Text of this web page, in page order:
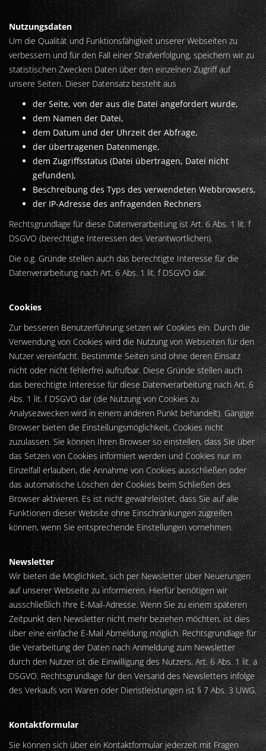
Nutzungsdaten
Um die Qualität und Funktionsfähigkeit unserer Webseiten zu
verbessern und für den Fall einer Strafverfolgung, speichern wir zu
statistischen Zwecken Daten über den einzelnen Zugriff auf
unsere Seiten. Dieser Datensatz besteht aus
der Seite, von der aus die Datei angefordert wurde,
dem Namen der Datei,
dem Datum und der Uhrzeit der Abfrage,
der übertragenen Datenmenge,
dem Zugriffsstatus (Datei übertragen, Datei nicht
gefunden),
Beschreibung des Typs des verwendeten Webbrowsers,
der IP-Adresse des anfragenden Rechners
Rechtsgrundlage für diese Datenverarbeitung ist Art. 6 Abs. 1 lit. f
DSGVO (berechtigte Interessen des Verantwortlichen).
Die o.g. Gründe stellen auch das berechtigte Interesse für die
Datenverarbeitung nach Art. 6 Abs. 1 lit. f DSGVO dar.
Cookies
Zur besseren Benutzerführung setzen wir Cookies ein. Durch die
Verwendung von Cookies wird die Nutzung von Webseiten für den
Nutzer vereinfacht. Bestimmte Seiten sind ohne deren Einsatz
nicht oder nicht fehlerfrei aufrufbar. Diese Gründe stellen auch
das berechtigte Interesse für diese Datenverarbeitung nach Art. 6
Abs. 1 lit. f DSGVO dar (die Nutzung von Cookies zu
Analysezwecken wird in einem anderen Punkt behandelt). Gängige
Browser bieten die Einstellungsmöglichkeit, Cookies nicht
zuzulassen. Sie können Ihren Browser so einstellen, dass Sie über
das Setzen von Cookies informiert werden und Cookies nur im
Einzelfall erlauben, die Annahme von Cookies ausschließen oder
das automatische Löschen der Cookies beim Schließen des
Browser aktivieren. Es ist nicht gewährleistet, dass Sie auf alle
Funktionen dieser Website ohne Einschränkungen zugreifen
können, wenn Sie entsprechende Einstellungen vornehmen.
Newsletter
Wir bieten die Möglichkeit, sich per Newsletter über Neuerungen
auf unserer Webseite zu informieren. Hierfür benötigen wir
ausschließlich Ihre E-Mail-Adresse. Wenn Sie zu einem späteren
Zeitpunkt den Newsletter nicht mehr beziehen möchten, ist dies
über eine einfache E-Mail Abmeldung möglich. Rechtsgrundlage für
die Verarbeitung der Daten nach Anmeldung zum Newsletter
durch den Nutzer ist die Einwilligung des Nutzers, Art. 6 Abs. 1 lit. a
DSGVO. Rechtsgrundlage für den Versand des Newsletters infolge
des Verkaufs von Waren oder Dienstleistungen ist § 7 Abs. 3 UWG.
Kontaktformular
Sie können sich über ein Kontaktformular jederzeit mit Fragen